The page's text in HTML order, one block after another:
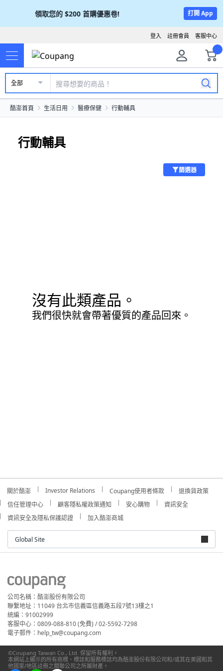
領取您的 $200 首購優惠卷! 打開 App
客服中心
註冊會員
登入
全部
酷澎首頁 生活日用 醫療保健 行動輔具
行動輔具
篩選器
沒有此類產品。
我們很快就會帶著優質的產品回來。
關於酷澎 Investor Relations Coupang使用者條款
退換貨政策
信任管理中心
顧客隱私權政策通知 安心購物
資訊安全
資訊安全及隱私保護認證
加入酷澎商城
Global Site
公司名稱：酷澎股份有限公司
聯繫地址：11049 台北市信義區信義路五段7號13樓之1
統編：91002999
客服中心：0809-088-810 (免費) / 02-5592-7298
電子郵件：help_tw@coupang.com
©Coupang Taiwan Co., Ltd. 保留所有權利。
本網站上顯示的所有商標、標誌和服務標誌均為酷澎股份有限公司和/或其在美國和其
他國家/地區註冊之關聯公司之所屬財產。